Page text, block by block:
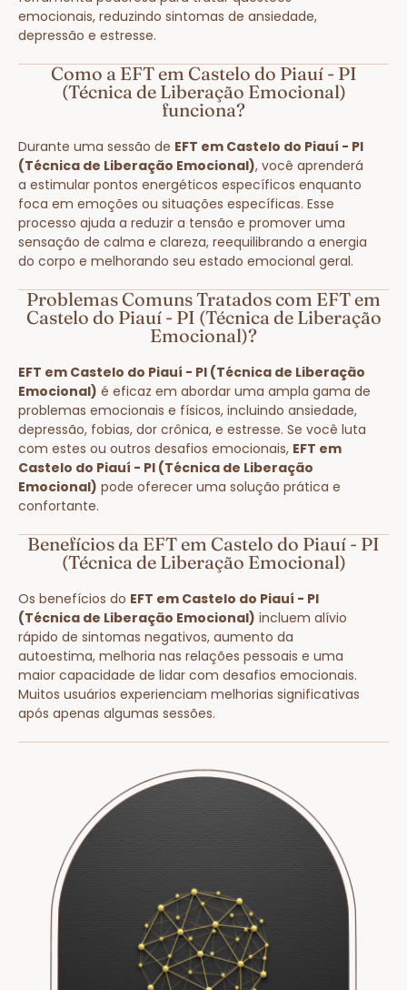
emocionais, reduzindo sintomas de ansiedade,
depressão e estresse.
Como a EFT em Castelo do Piauí - PI
(Técnica de Liberação Emocional)
funciona?
Durante uma sessão de EFT em Castelo do Piauí - PI
(Técnica de Liberação Emocional), você aprenderá
a estimular pontos energéticos específicos enquanto
foca em emoções ou situações específicas. Esse
processo ajuda a reduzir a tensão e promover uma
sensação de calma e clareza, reequilibrando a energia
do corpo e melhorando seu estado emocional geral.
Problemas Comuns Tratados com EFT em
Castelo do Piauí - PI (Técnica de Liberação
Emocional)?
EFT em Castelo do Piauí - PI (Técnica de Liberação
Emocional) é eficaz em abordar uma ampla gama de
problemas emocionais e físicos, incluindo ansiedade,
depressão, fobias, dor crônica, e estresse. Se você luta
com estes ou outros desafios emocionais, EFT em
Castelo do Piauí - PI (Técnica de Liberação
Emocional) pode oferecer uma solução prática e
confortante.
Benefícios da EFT em Castelo do Piauí - PI
(Técnica de Liberação Emocional)
Os benefícios do EFT em Castelo do Piauí - PI
(Técnica de Liberação Emocional) incluem alívio
rápido de sintomas negativos, aumento da
autoestima, melhoria nas relações pessoais e uma
maior capacidade de lidar com desafios emocionais.
Muitos usuários experienciam melhorias significativas
após apenas algumas sessões.